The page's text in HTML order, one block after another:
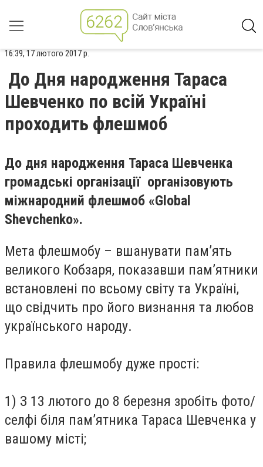
16:39, 17 лютого 2017 р.
До Дня народження Тараса
Шевченко по всій Україні
проходить флешмоб
До дня народження Тараса Шевченка
громадські організації організовують
міжнародний флешмоб «Global
Shevchenko».
Мета флешмобу – вшанувати пам’ять
великого Кобзаря, показавши пам’ятники
встановлені по всьому світу та Україні,
що свідчить про його визнання та любов
українського народу.
Правила флешмобу дуже прості:
1) З 13 лютого до 8 березня зробіть фото/
селфі біля пам’ятника Тараса Шевченка у
вашому місті;